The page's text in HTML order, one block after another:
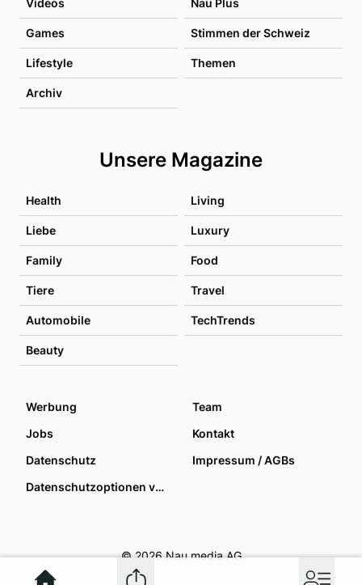
Videos Nau Plus
Games Stimmen der Schweiz
Lifestyle Themen
Archiv
Unsere Magazine
Health Living
Liebe Luxury
Family Food
Tiere Travel
Automobile TechTrends
Beauty
Werbung
Team
Jobs
Kontakt
Datenschutz
Impressum / AGBs
Datenschutzoptionen verwalten
© 2026 Nau media AG